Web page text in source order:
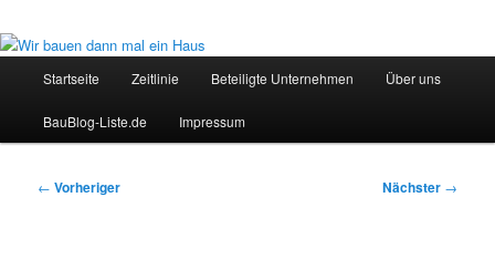
Startseite Zeitlinie Beteiligte Unternehmen Über uns
BauBlog-Liste.de Impressum
Beitragsnavigation
← Vorheriger Nächster →